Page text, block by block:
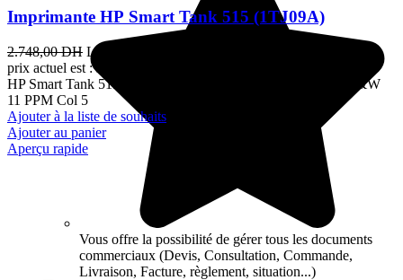
Vous offre la possibilité de gérer tous les documents
commerciaux (Devis, Consultation, Commande,
Livraison, Facture, règlement, situation...)
Imprimante HP Smart Tank 515 (1TJ09A)
2.748,00DH Le prix initial était : 2.748,00 DH.
prix actuel est : 2.299,00 DH.
HP Smart Tank 515 Couleur Multi fonction 3 en 1A4 PPM B&W
11 PPM Col 5
Ajouter à la liste de souhaits
Ajouter au panier
Aperçu rapide